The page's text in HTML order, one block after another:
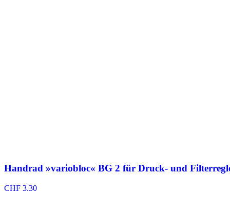
Handrad »variobloc« BG 2 für Druck- und
CHF 3.30